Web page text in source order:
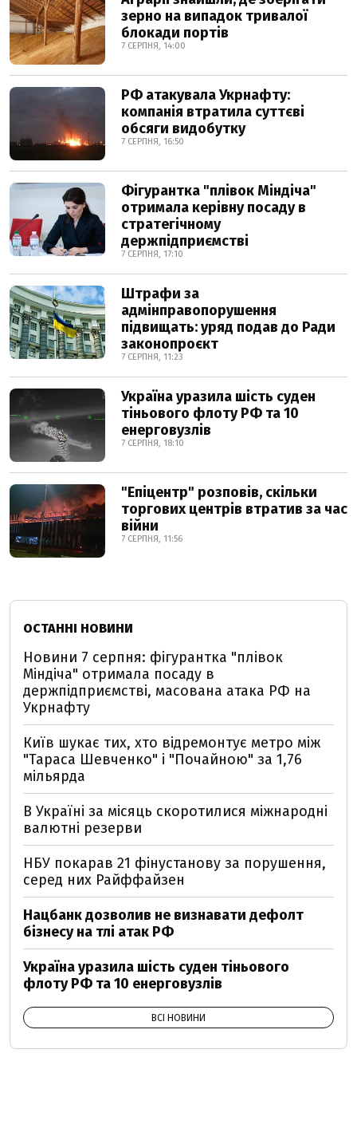
зерно на випадок тривалої
блокади портів
7 СЕРПНЯ, 14:00
РФ атакувала Укрнафту:
компанія втратила суттєві
обсяги видобутку
7 СЕРПНЯ, 16:50
Фігурантка "плівок Міндіча"
отримала керівну посаду в
стратегічному
держпідприємстві
7 СЕРПНЯ, 17:10
Штрафи за
адмінправопорушення
підвищать: уряд подав до Ради
законопроєкт
7 СЕРПНЯ, 11:23
Україна уразила шість суден
тіньового флоту РФ та 10
енерговузлів
7 СЕРПНЯ, 18:10
"Епіцентр" розповів, скільки
торгових центрів втратив за час
війни
7 СЕРПНЯ, 11:56
ОСТАННІ НОВИНИ
Новини 7 серпня: фігурантка "плівок
Міндіча" отримала посаду в
держпідприємстві, масована атака РФ на
Укрнафту
Київ шукає тих, хто відремонтує метро між
"Тараса Шевченко" і "Почайною" за 1,76
мільярда
В Україні за місяць скоротилися міжнародні
валютні резерви
НБУ покарав 21 фінустанову за порушення,
серед них Райффайзен
Нацбанк дозволив не визнавати дефолт
бізнесу на тлі атак РФ
Україна уразила шість суден тіньового
флоту РФ та 10 енерговузлів
ВСІ НОВИНИ